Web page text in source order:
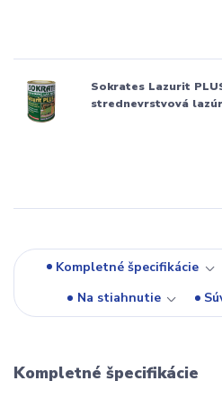
Sokrates Lazurit
strednevrstvová
Kompletné špecifikácie
Na stiahnutie
Kompletné špecifikácie